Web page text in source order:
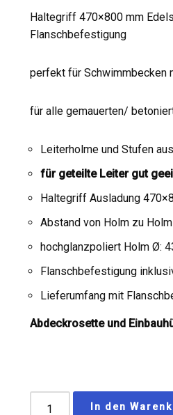
Haltegriff 470×800 mm
Flanschbefestigung
perfekt für Schwimmbecken
für alle gemauerten/
Leiterholme und Stufen
für geteilte Leiter gut
Haltegriff Ausladung
Abstand von Holm zu
hochglanzpoliert Holm Ø:
Flanschbefestigung
Lieferumfang mit
Abdeckrosette und
In den